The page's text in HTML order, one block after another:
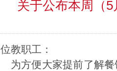
关于公布本周（
教职工 ：
为方便大家提前了解